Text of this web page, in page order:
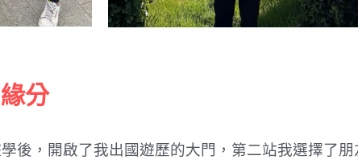
分
後，開啟了我出國遊歷的大門，第二站我選擇了